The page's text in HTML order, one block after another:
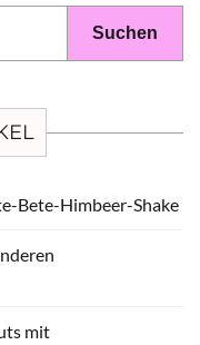
Bete-Himbeer-Shake
mit